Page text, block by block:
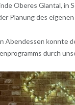
Oberes Glantal, in
Planung des
Abendessen konnte
durch